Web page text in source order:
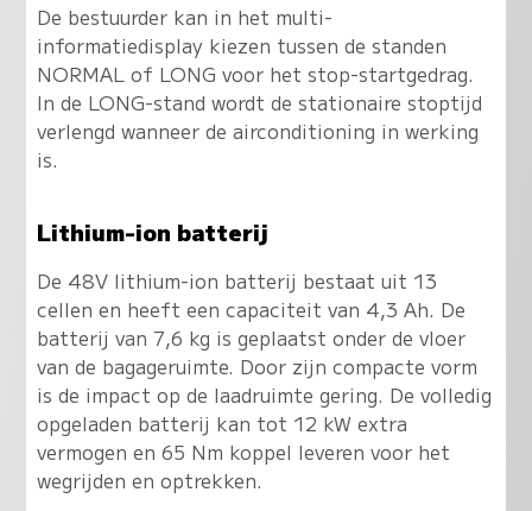
De bestuurder kan in het multi-
informatiedisplay kiezen tussen de standen
NORMAL of LONG voor het stop-startgedrag.
In de LONG-stand wordt de stationaire stoptijd
verlengd wanneer de airconditioning in werking
is.
Lithium-ion batterij
De 48V lithium-ion batterij bestaat uit 13
cellen en heeft een capaciteit van 4,3 Ah. De
batterij van 7,6 kg is geplaatst onder de vloer
van de bagageruimte. Door zijn compacte vorm
is de impact op de laadruimte gering. De volledig
opgeladen batterij kan tot 12 kW extra
vermogen en 65 Nm koppel leveren voor het
wegrijden en optrekken.